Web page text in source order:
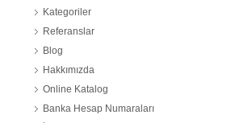
Kategoriler
Referanslar
Blog
Hakkımızda
Online Katalog
Banka Hesap Numaraları